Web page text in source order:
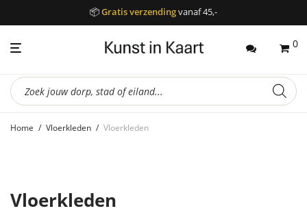
📦Gratis verzendingvanaf 45,-
0
Producten
zoeken
Home / Vloerkleden / Vloerkleden
Vloerkleden